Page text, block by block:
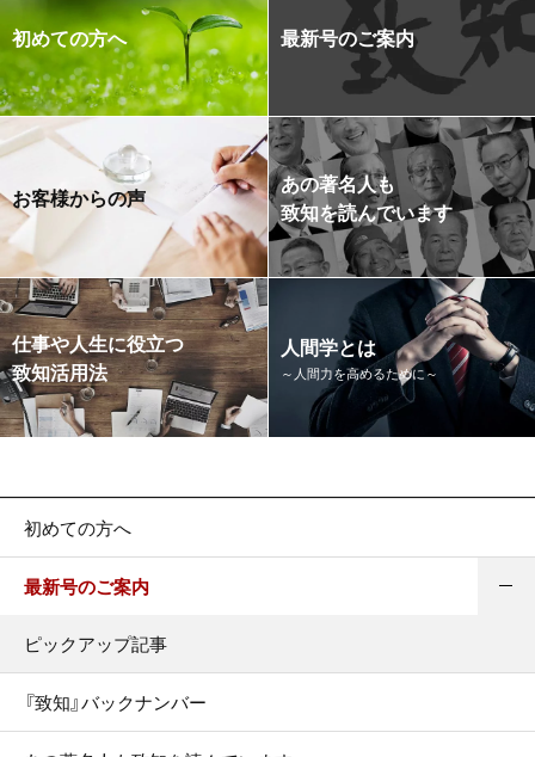
初めての方へ 最新号のご案内
お客様からの声
あの著名人も
致知を読んでいます
仕事や人生に役立つ
致知活用法
人間学とは
～人間力を高めるために～
初めての方へ
最新号のご案内
ピックアップ記事
『致知』バックナンバー